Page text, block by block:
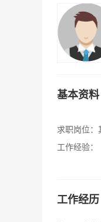
基本资料
求职岗位：
工作经验：
工作经历